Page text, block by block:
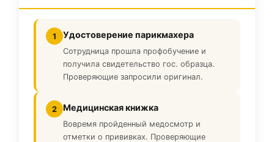
1 Удостоверение парикмахера
Сотрудница прошла профобучение и
получила свидетельство гос. образца.
Проверяющие запросили оригинал.
2 Медицинская книжка
Вовремя пройденный медосмотр и
отметки о прививках. Проверяющие